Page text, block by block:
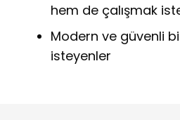
hem de çalışmak
Modern ve güvenli
isteyenler